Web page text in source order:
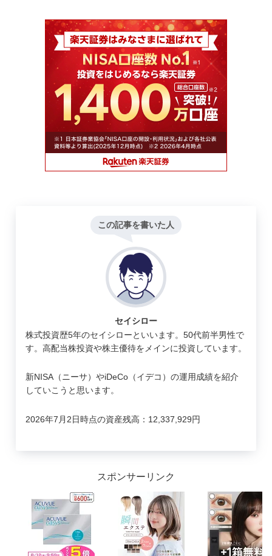
この記事を書いた人
セイシロー
株式投資歴5年のセイシローといいます。50代前半男性で
す。高配当株投資や株主優待をメインに投資しています。
新NISA（ニーサ）やiDeCo（イデコ）の運用成績を紹介
していこうと思います。
2026年7月2日時点の資産残高：12,337,929円
スポンサーリンク